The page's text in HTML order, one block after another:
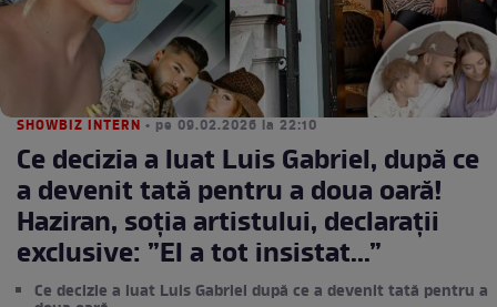
SHOWBIZ INTERN • pe 09.02.2026 la 22:10
Ce decizia a luat Luis Gabriel, după ce
a devenit tată pentru a doua oară!
Haziran, soția artistului, declarații
exclusive: ”El a tot insistat...”
Ce decizie a luat Luis Gabriel după ce a devenit tată pentru a